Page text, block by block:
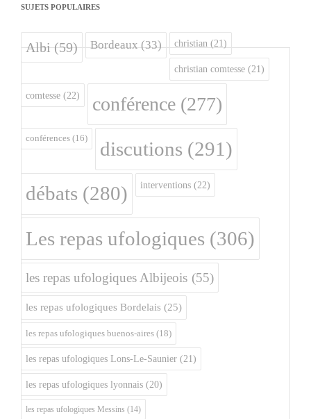
SUJETS POPULAIRES
Albi(59) Bordeaux(33) christian (21)
christian comtesse (21)
comtesse (22) conférence (277)
conférences (16) discutions (291)
débats (280) interventions (22)
Les repas ufologiques (306)
les repas ufologiques Albijeois (55)
les repas ufologiques Bordelais (25)
les repas ufologiques buenos-aires (18)
les repas ufologiques Lons-Le-Saunier (21)
les repas ufologiques lyonnais (20)
les repas ufologiques Messins (14)